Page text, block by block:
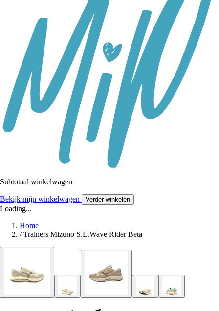
Subtotaal winkelwagen
Bekijk mijn winkelwagen Verder winkelen
Loading...
Home
/ Trainers Mizuno S.L.Wave Rider Beta